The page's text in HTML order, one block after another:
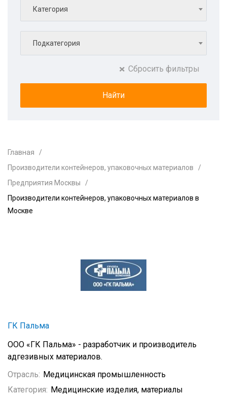
Категория
Подкатегория
Сбросить фильтры
Главная
Производители контейнеров, упаковочных материалов
Предприятия Москвы
Производители контейнеров, упаковочных материалов в
Москве
ГК Пальма
ООО «ГК Пальма» - разработчик и производитель
адгезивных материалов.
Отрасль: Медицинская промышленность
Категория: Медицинские изделия, материалы